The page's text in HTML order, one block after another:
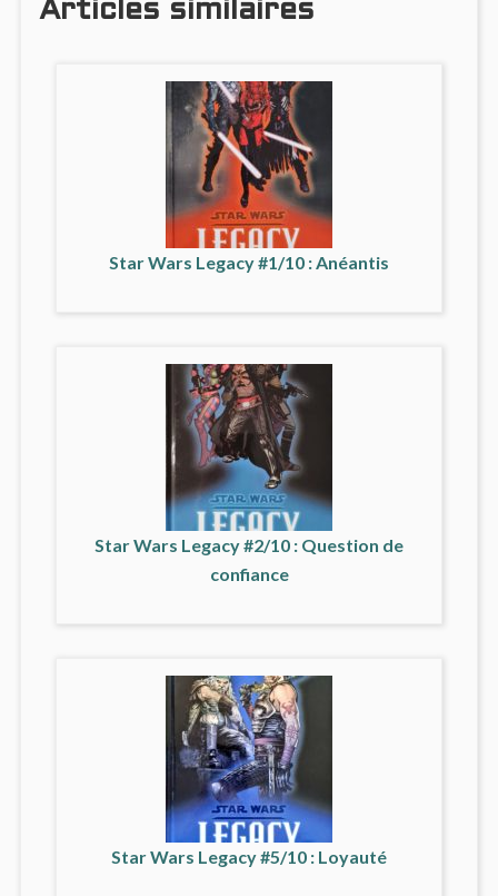
Articles similaires
Star Wars Legacy #1/10 : Anéantis
Star Wars Legacy #2/10 : Question de
confiance
Star Wars Legacy #5/10 : Loyauté